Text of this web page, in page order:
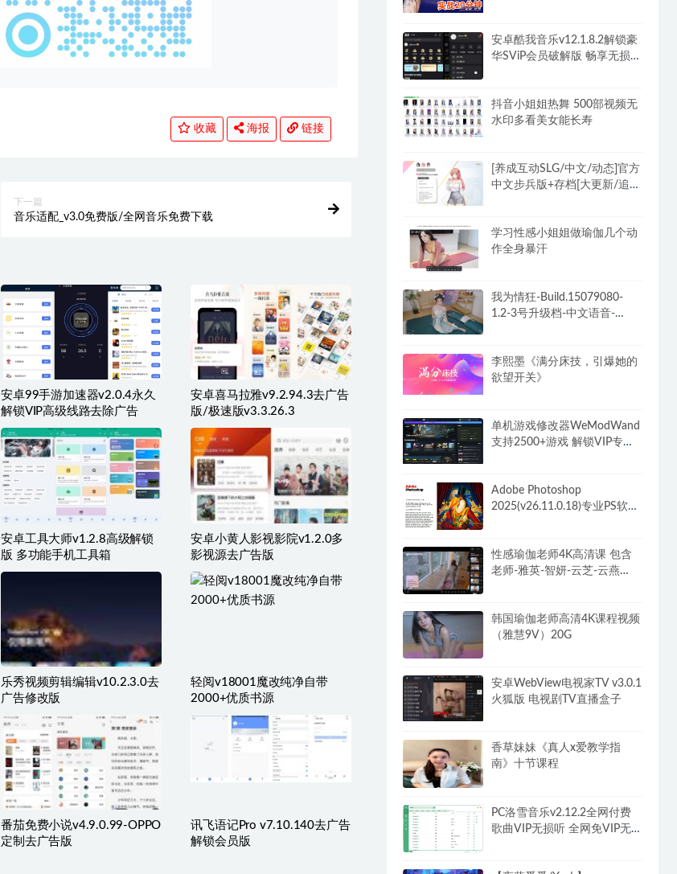
收藏 海报 链接
下一篇
音乐适配_v3.0免费版/全网音乐免费下载
安卓99手游加速器v2.0.4永久
解锁VIP高级线路去除广告
安卓喜马拉雅v9.2.94.3去广告
版/极速版v3.3.26.3
安卓工具大师v1.2.8高级解锁
版 多功能手机工具箱
安卓小黄人影视影院v1.2.0多
影视源去广告版
乐秀视频剪辑编辑v10.2.3.0去
广告修改版
轻阅v18001魔改纯净自带
2000+优质书源
番茄免费小说v4.9.0.99-OPPO
定制去广告版
讯飞语记Pro v7.10.140去广告
解锁会员版
安卓酷我音乐v12.1.8.2解锁豪
华SViP会员破解版 畅享无损音
抖音小姐姐热舞 500部视频无
水印多看美女能长寿
[养成互动SLG/中文/动态]官方
中文步兵版+存档[大更新/追加
学习性感小姐姐做瑜伽几个动
作全身暴汗
我为情狂-Build.15079080-
1.2-3号升级档-中文语音-
李熙墨《满分床技，引爆她的
欲望开关》
单机游戏修改器WeModWand
支持2500+游戏 解锁VIP专业
Adobe Photoshop
2025(v26.11.0.18)专业PS软件
性感瑜伽老师4K高清课 包含
老师-雅英-智妍-云芝-云燕
韩国瑜伽老师高清4K课程视频
（雅慧9V）20G
安卓WebView电视家TV v3.0.1
火狐版 电视剧TV直播盒子
香草妹妹《真人x爱教学指
南》十节课程
PC洛雪音乐v2.12.2全网付费
歌曲VIP无损听 全网免VIP无